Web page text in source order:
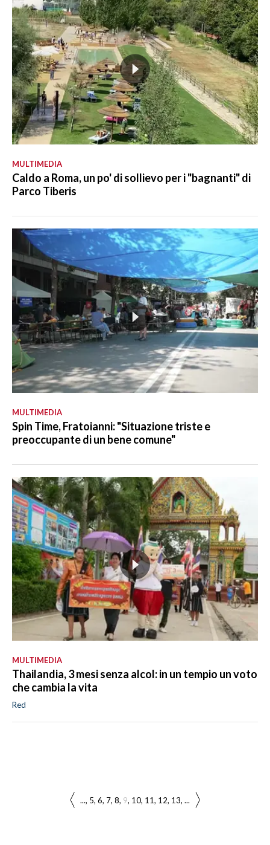
MULTIMEDIA
Caldo a Roma, un po' di sollievo per i "bagnanti" di
Parco Tiberis
MULTIMEDIA
Spin Time, Fratoianni: "Situazione triste e
preoccupante di un bene comune"
MULTIMEDIA
Thailandia, 3 mesi senza alcol: in un tempio un voto
che cambia la vita
Red
... 5 6 7 8 9 10 11 12 13 ...